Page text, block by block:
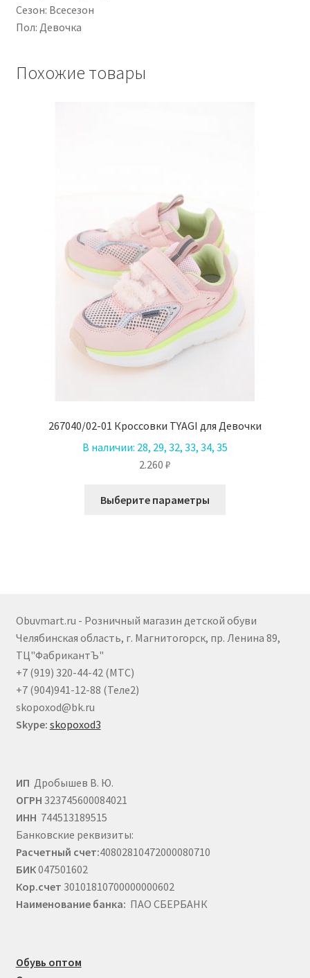
Сезон: Всесезон
Пол: Девочка
Похожие товары
267040/02-01 Кроссовки TYAGI для Девочки
В наличии: 28, 29, 32, 33, 34, 35
2.260 ₽
Выберите параметры
выбрать
Obuvmart.ru - Розничный магазин детской обуви
Челябинская область, г. Магнитогорск, пр. Ленина 89,
ТЦ"ФабрикантЪ"
+7 (919) 320-44-42 (МТС)
+7 (904)941-12-88 (Теле2)
skopoxod@bk.ru
Skype: skopoxod3
ИП Дробышев В. Ю.
ОГРН 323745600084021
ИНН 744513189515
Банковские реквизиты:
Расчетный счет:40802810472000080710
БИК047501602
Кор.счет 30101810700000000602
Наименование банка: ПАО СБЕРБАНК
Обувь оптом